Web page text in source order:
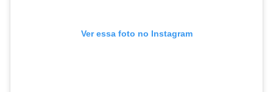
Ver essa foto no Instagram